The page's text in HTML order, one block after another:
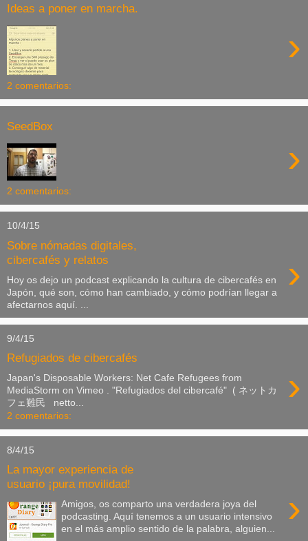
Ideas a poner en marcha.
›
2 comentarios:
SeedBox
›
2 comentarios:
10/4/15
Sobre nómadas digitales,
cibercafés y relatos
›
Hoy os dejo un podcast explicando la cultura de cibercafés en
Japón, qué son, cómo han cambiado, y cómo podrían llegar a
afectarnos aquí. ...
9/4/15
Refugiados de cibercafés
›
Japan's Disposable Workers: Net Cafe Refugees from
MediaStorm on Vimeo . "Refugiados del cibercafé" ( ネットカ
フェ難民 netto...
2 comentarios:
8/4/15
La mayor experiencia de
usuario ¡pura movilidad!
›
Amigos, os comparto una verdadera joya del
podcasting. Aquí tenemos a un usuario intensivo
en el más amplio sentido de la palabra, alguien...